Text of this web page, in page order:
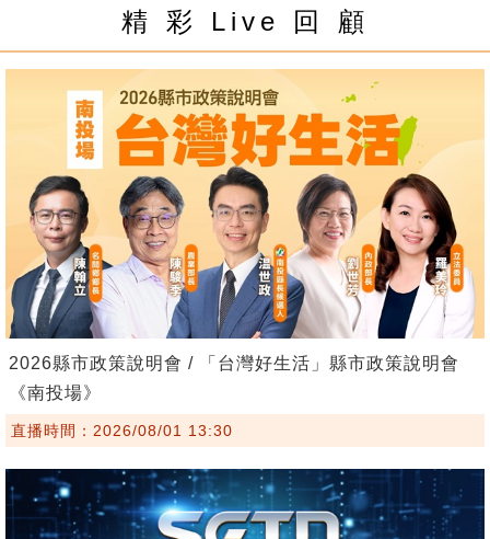
精 彩 Live 回 顧
2026縣市政策說明會 / 「台灣好生活」縣市政策說明會
《南投場》
直播時間：2026/08/01 13:30